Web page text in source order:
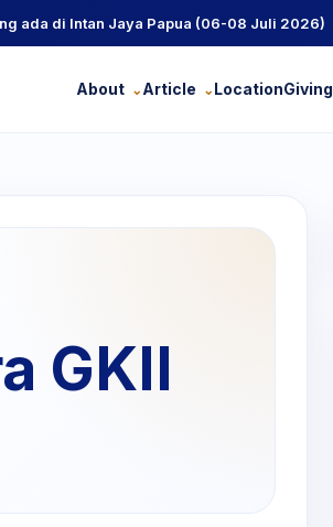
ada di Intan Jaya Papua (06-08 Juli 2026)
About Article LocationGiving
GKII